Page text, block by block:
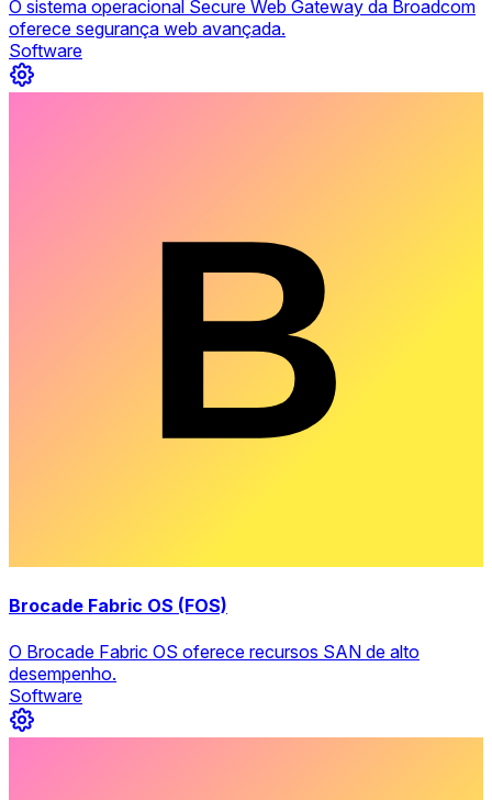
O sistema operacional Secure Web Gateway da Broadcom
oferece segurança web avançada.
Software
Brocade Fabric OS (FOS)
O Brocade Fabric OS oferece recursos SAN de alto
desempenho.
Software